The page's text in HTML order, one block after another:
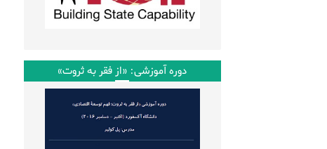
دوره آموزشی: «از فقر به ثروت»